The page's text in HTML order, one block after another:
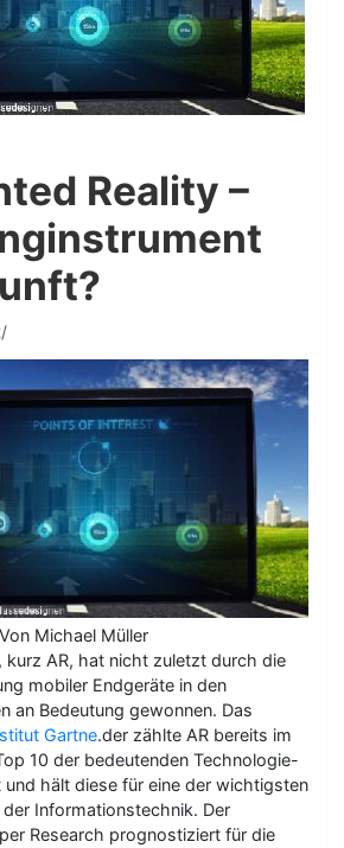
Reality –
Michael Müller
kurz AR, hat nicht zuletzt durch die
mobiler Endgeräte in den
an Bedeutung gewonnen. Das
Gartne.der zählte AR bereits im
10 der bedeutenden Technologie-
und hält diese für eine der wichtigsten
Informationstechnik. Der
Research prognostiziert für die